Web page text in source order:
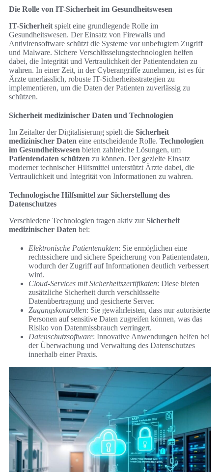
Die Rolle von IT-Sicherheit im Gesundheitswesen
IT-Sicherheit spielt eine grundlegende Rolle im
Gesundheitswesen. Der Einsatz von Firewalls und
Antivirensoftware schützt die Systeme vor unbefugtem Zugriff
und Malware. Sichere Verschlüsselungstechnologien helfen
dabei, die Integrität und Vertraulichkeit der Patientendaten zu
wahren. In einer Zeit, in der Cyberangriffe zunehmen, ist es für
Ärzte unerlässlich, robuste IT-Sicherheitsstrategien zu
implementieren, um die Daten der Patienten zuverlässig zu
schützen.
Sicherheit medizinischer Daten und Technologien
Im Zeitalter der Digitalisierung spielt die Sicherheit
medizinischer Daten eine entscheidende Rolle. Technologien
im Gesundheitswesen bieten zahlreiche Lösungen, um
Patientendaten schützen zu können. Der gezielte Einsatz
moderner technischer Hilfsmittel unterstützt Ärzte dabei, die
Vertraulichkeit und Integrität von Informationen zu wahren.
Technologische Hilfsmittel zur Sicherstellung des
Datenschutzes
Verschiedene Technologien tragen aktiv zurSicherheit
medizinischer Daten bei:
Elektronische Patientenakten: Sie ermöglichen eine
rechtssichere und sichere Speicherung von Patientendaten,
wodurch der Zugriff auf Informationen deutlich verbessert
wird.
Cloud-Services mit Sicherheitszertifikaten: Diese bieten
zusätzliche Sicherheit durch verschlüsselte
Datenübertragung und gesicherte Server.
Zugangskontrollen: Sie gewährleisten, dass nur autorisierte
Personen auf sensitive Daten zugreifen können, was das
Risiko von Datenmissbrauch verringert.
Datenschutzsoftware: Innovative Anwendungen helfen bei
der Überwachung und Verwaltung des Datenschutzes
innerhalb einer Praxis.